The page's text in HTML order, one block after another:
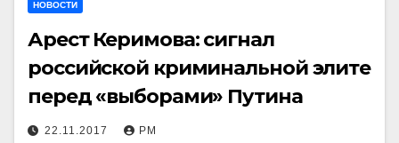
НОВОСТИ
Арест Керимова: сигнал
российской криминальной элите
перед «выборами» Путина
22.11.2017 РМ